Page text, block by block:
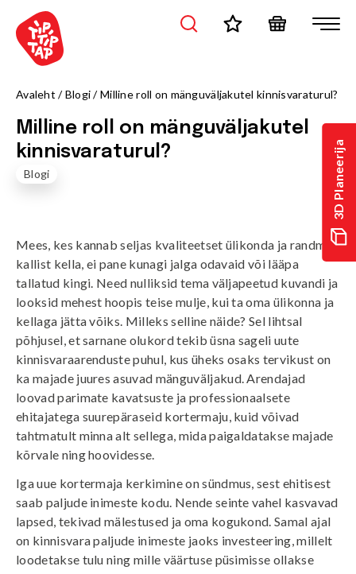
3D Planeerija
Avaleht /Blogi/Milline roll on mänguväljakutel kinnisvaraturul?
Milline roll on mänguväljakutel
kinnisvaraturul?
Blogi
Mees, kes kannab seljas kvaliteetset ülikonda ja randmel
kallist kella, ei pane kunagi jalga odavaid või lääpa
tallatud kingi. Need nulliksid tema väljapeetud kuvandi ja
looksid mehest hoopis teise mulje, kui ta oma ülikonna ja
kellaga jätta võiks. Milleks selline näide? Sel lihtsal
põhjusel, et sarnane olukord tekib üsna sageli uute
kinnisvaraarenduste puhul, kus üheks osaks tervikust on
ka majade juures asuvad mänguväljakud. Arendajad
loovad parimate kavatsuste ja professionaalsete
ehitajatega suurepäraseid kortermaju, kuid võivad
tahtmatult minna alt sellega, mida paigaldatakse majade
kõrvale ning hoovidesse.
Iga uue kortermaja kerkimine on sündmus, sest ehitisest
saab paljude inimeste kodu. Nende seinte vahel kasvavad
lapsed, tekivad mälestused ja oma kogukond. Samal ajal
on kinnisvara paljude inimeste jaoks investeering, millelt
loodetakse tulu ning mille väärtuse püsimisse ollakse